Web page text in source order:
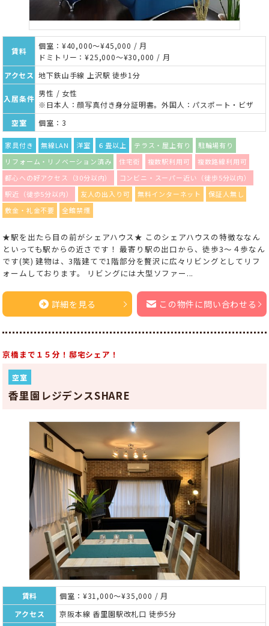
賃料
個室：¥40,000～¥45,000 / 月
ドミトリー：¥25,000～¥30,000 / 月
アクセス 地下鉄山手線 上沢駅 徒歩1分
入居条件
男性 / 女性
※日本人：顔写真付き身分証明書。外国人：パスポート・ビザ
空室
個室：3
家具付き 無線LAN 洋室 ６畳以上 テラス・屋上有り
駐輪場有り
リフォーム・リノベーション済み
住宅街 複数駅利用可
複数路線利用可
都心への好アクセス（30分以内）
コンビニ・スーパー近い（徒歩5分以内）
駅近（徒歩5分以内）
友人の出入り可 無料インターネット
保証人無し
敷金・礼金不要
全館禁煙
★駅を出たら目の前がシェアハウス★ このシェアハウスの特徴ななん
といっても駅からの近さです！ 最寄り駅の出口から、徒歩3～４歩なん
です(笑) 建物は、3階建てで1階部分を贅沢に広々リビングとしてリフ
ォームしております。 リビングには大型ソファー...
詳細を見る この物件に問い合わせる
京橋まで１５分！邸宅シェア！
空室
香里園レジデンスSHARE
賃料
個室：¥31,000～¥35,000 / 月
アクセス
京阪本線 香里園駅改札口 徒歩5分